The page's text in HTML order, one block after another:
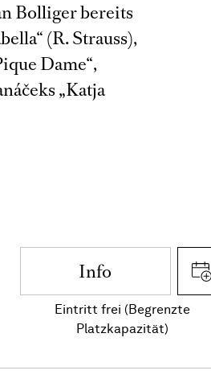
Bolliger bereits
(R. Strauss),
Dame“,
„Katja
Info
Eintritt frei (Begrenzte
Platzkapazität)